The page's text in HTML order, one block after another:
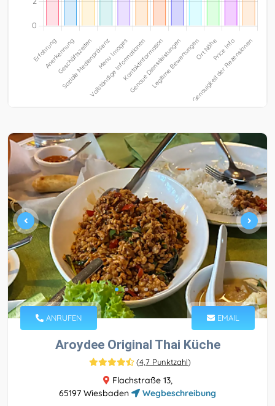
ANRUFEN EMAIL
Aroydee Original Thai Küche
(4,7 Punktzahl)
Flachstraße 13,
65197 Wiesbaden
Wegbeschreibung